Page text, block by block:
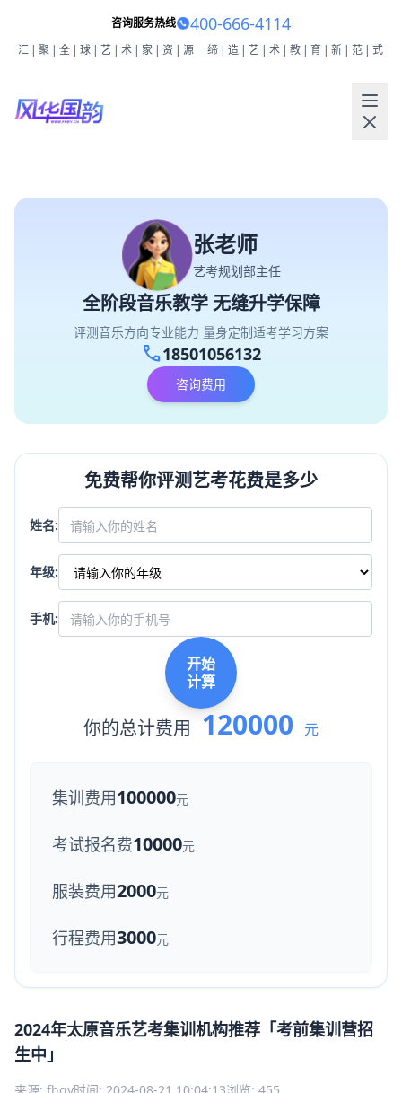
咨询服务热线 400-666-4114
汇|聚|全|球|艺|术|家|资|源 缔|造|艺|术|教|育|新|范|式
张老师
艺考规划部主任
全阶段音乐教学 无缝升学保障
评测音乐方向专业能力 量身定制适考学习方案
call18501056132
咨询费用
免费帮你评测艺考花费是多少
姓名:
年级:
手机:
开始
计算
你的总计费用 120000 元
集训费用100000元
考试报名费10000元
服装费用2000元
行程费用3000元
2024年太原音乐艺考集训机构推荐「考前集训营招
生中」